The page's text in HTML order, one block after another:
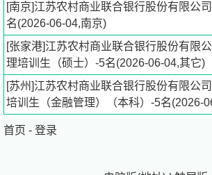
请在简历“求职意向”栏目中填写期望城市
意向实习地进行分配。
岗位要求：
任职资格：
1、本科及以上学历，经济、金融、财务
[南京]江苏农村商业联合银行股份有限公
名(2026-06-04,南京)
[张家港]江苏农村商业联合银行股份有限
理培训生（硕士）-5名(2026-06-04,其它)
[苏州]江苏农村商业联合银行股份有限公
培训生（金融管理）（本科）-5名(2026-
首页 - 登录